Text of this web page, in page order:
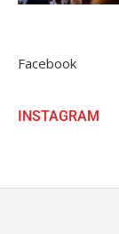
Facebook
INSTAGRAM